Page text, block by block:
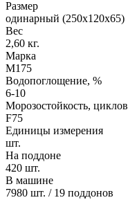
Размер
одинарный (250х120х65)
Вес
2,60 кг.
Марка
М175
Водопоглощение, %
6-10
Морозостойкость, циклов
F75
Единицы измерения
шт.
На поддоне
420 шт.
В машине
7980 шт. / 19 поддонов